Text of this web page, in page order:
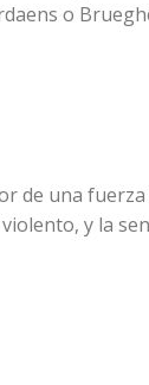
o
de una fuerza
y la